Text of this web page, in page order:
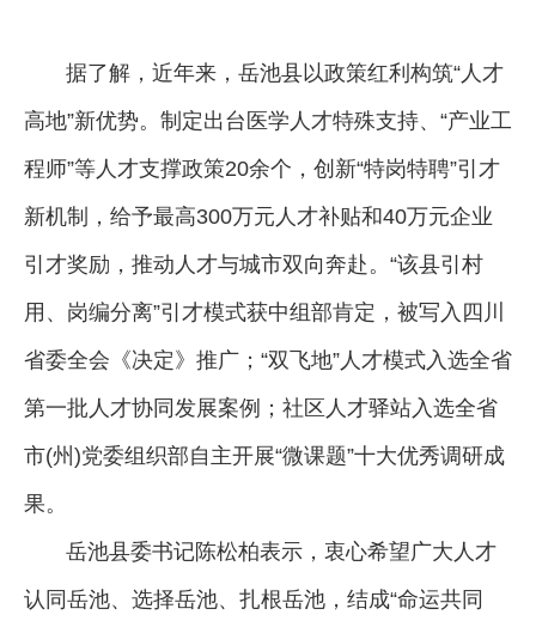
据了解，近年来，岳池县以政策红利构筑“人才
高地”新优势。制定出台医学人才特殊支持、“产业工
程师”等人才支撑政策20余个，创新“特岗特聘”引才
新机制，给予最高300万元人才补贴和40万元企业
引才奖励，推动人才与城市双向奔赴。“该县引村
用、岗编分离”引才模式获中组部肯定，被写入四川
省委全会《决定》推广；“双飞地”人才模式入选全省
第一批人才协同发展案例；社区人才驿站入选全省
市(州)党委组织部自主开展“微课题”十大优秀调研成
果。
岳池县委书记陈松柏表示，衷心希望广大人才
认同岳池、选择岳池、扎根岳池，结成“命运共同